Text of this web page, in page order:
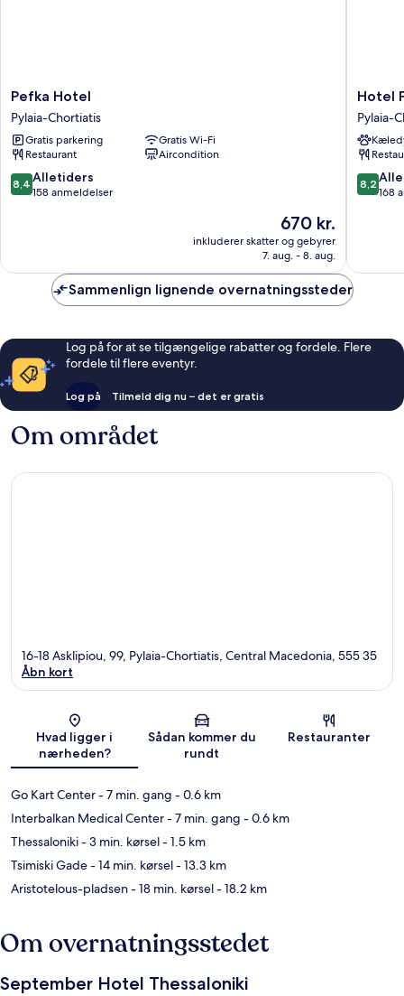
Pefka
Hotel
Pylaia-
Chortiatis
Pefka Hotel
Pylaia-Chortiatis
Gratis parkering
Gratis Wi-Fi
Restaurant
Aircondition
8.4
ud
anmeldelser
8,4 Alletiders
158 anmeldelser
Prisen
er
670 kr.
670 kr.
inkluderer skatter og gebyrer
7. aug. - 8. aug.
Hotel
Pylaia-
Hotel
Pylaia-
8.2
ud
8,2
168
Sammenlign lignende overnatningssteder
Log på for at se tilgængelige rabatter og fordele. Flere
fordele til flere eventyr.
Log på Tilmeld dig nu – det er gratis
Om området
Kort
16-18 Asklipiou, 99, Pylaia-Chortiatis, Central Macedonia, 555 35
Åbn kort
Hvad ligger i
nærheden?
Sådan kommer du
rundt
Restauranter
Go Kart Center- 7 min. gang - 0.6 km
Interbalkan Medical Center- 7 min. gang - 0.6 km
Thessaloniki- 3 min. kørsel- 1.5 km
Tsimiski Gade- 14 min. kørsel- 13.3 km
Aristotelous-pladsen- 18 min. kørsel- 18.2 km
Om overnatningsstedet
September Hotel Thessaloniki